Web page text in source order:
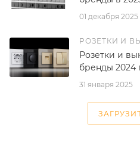
01 декабря 2025
РОЗЕТКИ И
31 января 2025
Розетки и
бренды 2024